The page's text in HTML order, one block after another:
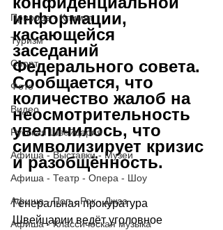
Природа - Климат
Туризм
Спорт
Фото
Видео
Русская Швейцария
Афиша - Выставки - Музеи
Афиша - Театр - Опера - Шоу
Афиша - Поп - Рок - Джаз
Афиша - Классическая музыка
информации,
касающейся
заседаний
Федерального совета.
Сообщается, что
количество жалоб на
неосмотрительность
увеличилось, что
символизирует кризис
и разобщённость.
Генеральная прокуратура
Швейцарии ведёт уголовное